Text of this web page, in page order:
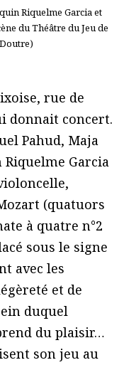
Riquelme Garcia et
du Théâtre du Jeu de
rue de
donnait concert.
Pahud, Maja
Garcia
(quatuors
à quatre n°2
sous le signe
avec les
et de
duquel
du plaisir…
son jeu au